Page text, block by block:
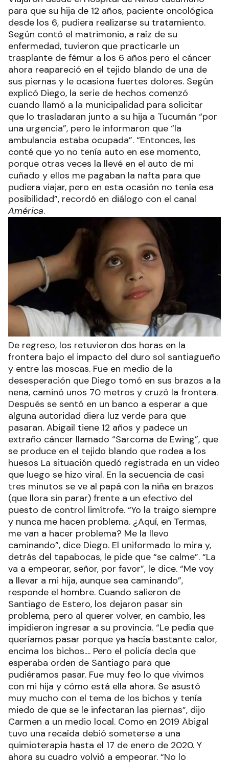
para que su hija de 12 años, paciente oncológica
desde los 6, pudiera realizarse su tratamiento.
Según contó el matrimonio, a raíz de su
enfermedad, tuvieron que practicarle un
trasplante de fémur a los 6 años pero el cáncer
ahora reapareció en el tejido blando de una de
sus piernas y le ocasiona fuertes dolores. Según
explicó Diego, la serie de hechos comenzó
cuando llamó a la municipalidad para solicitar
que lo trasladaran junto a su hija a Tucumán “por
una urgencia”, pero le informaron que “la
ambulancia estaba ocupada”. “Entonces, les
conté que yo no tenía auto en ese momento,
porque otras veces la llevé en el auto de mi
cuñado y ellos me pagaban la nafta para que
pudiera viajar, pero en esta ocasión no tenía esa
posibilidad”, recordó en diálogo con el canal
América.
De regreso, los retuvieron dos horas en la
frontera bajo el impacto del duro sol santiagueño
y entre las moscas. Fue en medio de la
desesperación que Diego tomó en sus brazos a la
nena, caminó unos 70 metros y cruzó la frontera.
Después se sentó en un banco a esperar a que
alguna autoridad diera luz verde para que
pasaran. Abigail tiene 12 años y padece un
extraño cáncer llamado “Sarcoma de Ewing”, que
se produce en el tejido blando que rodea a los
huesos La situación quedó registrada en un video
que luego se hizo viral. En la secuencia de casi
tres minutos se ve al papá con la niña en brazos
(que llora sin parar) frente a un efectivo del
puesto de control limítrofe. “Yo la traigo siempre
y nunca me hacen problema. ¿Aquí, en Termas,
me van a hacer problema? Me la llevo
caminando”, dice Diego. El uniformado lo mira y,
detrás del tapabocas, le pide que “se calme”. “La
va a empeorar, señor, por favor”, le dice. “Me voy
a llevar a mi hija, aunque sea caminando”,
responde el hombre. Cuando salieron de
Santiago de Estero, los dejaron pasar sin
problema, pero al querer volver, en cambio, les
impidieron ingresar a su provincia. “Le pedía que
queríamos pasar porque ya hacía bastante calor,
encima los bichos.... Pero el policía decía que
esperaba orden de Santiago para que
pudiéramos pasar. Fue muy feo lo que vivimos
con mi hija y cómo está ella ahora. Se asustó
muy mucho con el tema de los bichos y tenía
miedo de que se le infectaran las piernas”, dijo
Carmen a un medio local. Como en 2019 Abigal
tuvo una recaída debió someterse a una
quimioterapia hasta el 17 de enero de 2020. Y
ahora su cuadro volvió a empeorar. “No lo